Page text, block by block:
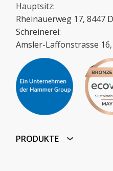
Hauptsitz:
Rheinauerweg 17, 8447
Schreinerei:
Amsler-Laffonstrasse
PRODUKTE